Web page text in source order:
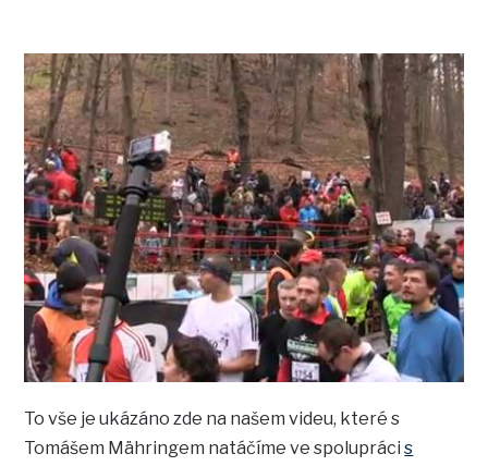
To vše je ukázáno zde na našem videu, které s
Tomášem Mähringem natáčíme ve spoluprácis